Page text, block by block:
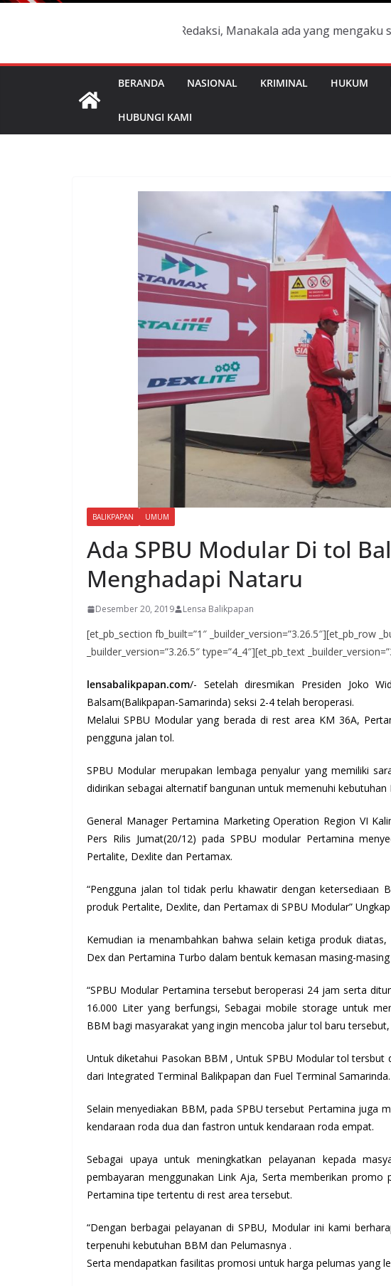
terdaftar di Box Redaksi, Manakala ada yang mengaku
BERANDA NASIONAL KRIMINAL HUKUM
HUBUNGI KAMI
BALIKPAPAN UMUM
Ada SPBU Modular Di tol
Menghadapi Nataru
Desember 20, 2019 Lensa Balikpapan
[et_pb_section fb_built=”1″ _builder_version=”3.26.5″][et_pb_row
_builder_version=”3.26.5″ type=”4_4″][et_pb_text
lensabalikpapan.com/- Setelah diresmikan Presiden Joko
Balsam(Balikpapan-Samarinda) seksi 2-4 telah beroperasi.
Melalui SPBU Modular yang berada di rest area KM 36A,
pengguna jalan tol.
SPBU Modular merupakan lembaga penyalur yang memiliki
didirikan sebagai alternatif bangunan untuk memenuhi
General Manager Pertamina Marketing Operation Region VI
Pers Rilis Jumat(20/12) pada SPBU modular Pertamina
Pertalite, Dexlite dan Pertamax.
“Pengguna jalan tol tidak perlu khawatir dengan ketersediaan
produk Pertalite, Dexlite, dan Pertamax di SPBU Modular”
Kemudian ia menambahkan bahwa selain ketiga produk
Dex dan Pertamina Turbo dalam bentuk kemasan masing-
“SPBU Modular Pertamina tersebut beroperasi 24 jam serta
16.000 Liter yang berfungsi, Sebagai mobile storage untuk
BBM bagi masyarakat yang ingin mencoba jalur tol baru
Untuk diketahui Pasokan BBM , Untuk SPBU Modular tol
dari Integrated Terminal Balikpapan dan Fuel Terminal Samarinda.
Selain menyediakan BBM, pada SPBU tersebut Pertamina juga
kendaraan roda dua dan fastron untuk kendaraan roda empat.
Sebagai upaya untuk meningkatkan pelayanan kepada
pembayaran menggunakan Link Aja, Serta memberikan
Pertamina tipe tertentu di rest area tersebut.
“Dengan berbagai pelayanan di SPBU, Modular ini kami
terpenuhi kebutuhan BBM dan Pelumasnya .
Serta mendapatkan fasilitas promosi untuk harga pelumas yang